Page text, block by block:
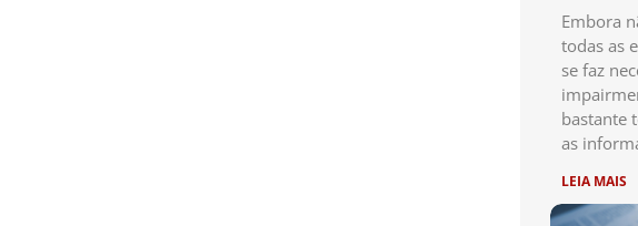
Embora
todas as
se faz
bastante
as
LEIA MAIS